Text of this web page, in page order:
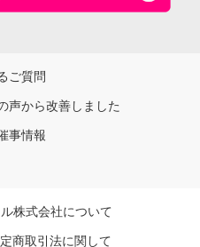
ご質問
声から改善しました
事情報
株式会社について
商取引法に関して